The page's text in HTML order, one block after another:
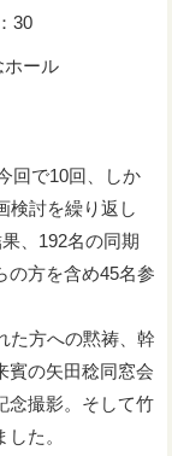
30
ール
回で10回、しか
検討を繰り返し
、192名の同期
の方を含め45名参
た方への黙祷、幹
賓の矢田稔同窓会
念撮影。そして竹
た。